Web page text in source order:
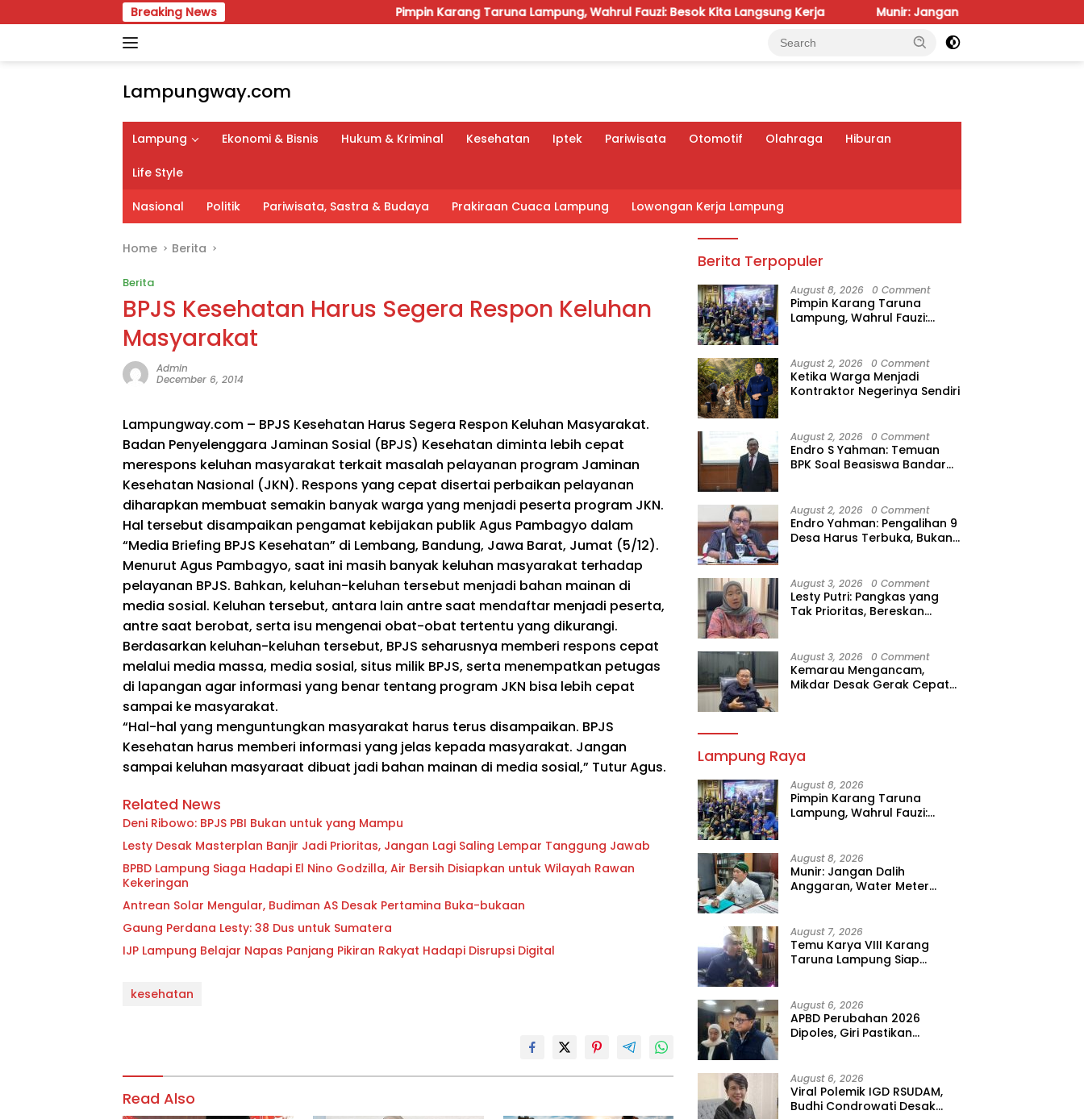
to
Breaking News Pimpin Karang Taruna Lampung, Wahrul Fauzi: Besok Kita Langsung Kerja Munir: Jangan Dalih Anggaran, Water Meter Harus
Lampungway.com
Berita
Daerah
Lampung
Terpercaya
dan
Terupdate
Lampung Ekonomi & Bisnis Hukum & Kriminal Kesehatan Iptek Pariwisata Otomotif Olahraga Hiburan
Life Style
Nasional Politik Pariwisata, Sastra & Budaya Prakiraan Cuaca Lampung Lowongan Kerja Lampung
Home Berita
Berita
BPJS Kesehatan Harus Segera Respon Keluhan
Masyarakat
Admin
December 6, 2014
Lampungway.com – BPJS Kesehatan Harus Segera Respon Keluhan Masyarakat.
Badan Penyelenggara Jaminan Sosial (BPJS) Kesehatan diminta lebih cepat
merespons keluhan masyarakat terkait masalah pelayanan program Jaminan
Kesehatan Nasional (JKN). Respons yang cepat disertai perbaikan pelayanan
diharapkan membuat semakin banyak warga yang menjadi peserta program JKN.
Hal tersebut disampaikan pengamat kebijakan publik Agus Pambagyo dalam
“Media Briefing BPJS Kesehatan” di Lembang, Bandung, Jawa Barat, Jumat (5/12).
Menurut Agus Pambagyo, saat ini masih banyak keluhan masyarakat terhadap
pelayanan BPJS. Bahkan, keluhan-keluhan tersebut menjadi bahan mainan di
media sosial. Keluhan tersebut, antara lain antre saat mendaftar menjadi peserta,
antre saat berobat, serta isu mengenai obat-obat tertentu yang dikurangi.
Berdasarkan keluhan-keluhan tersebut, BPJS seharusnya memberi respons cepat
melalui media massa, media sosial, situs milik BPJS, serta menempatkan petugas
di lapangan agar informasi yang benar tentang program JKN bisa lebih cepat
sampai ke masyarakat.
“Hal-hal yang menguntungkan masyarakat harus terus disampaikan. BPJS
Kesehatan harus memberi informasi yang jelas kepada masyarakat. Jangan
sampai keluhan masyaraat dibuat jadi bahan mainan di media sosial,” Tutur Agus.
Related News
Deni Ribowo: BPJS PBI Bukan untuk yang Mampu
Lesty Desak Masterplan Banjir Jadi Prioritas, Jangan Lagi Saling Lempar Tanggung Jawab
BPBD Lampung Siaga Hadapi El Nino Godzilla, Air Bersih Disiapkan untuk Wilayah Rawan
Kekeringan
Antrean Solar Mengular, Budiman AS Desak Pertamina Buka-bukaan
Gaung Perdana Lesty: 38 Dus untuk Sumatera
IJP Lampung Belajar Napas Panjang Pikiran Rakyat Hadapi Disrupsi Digital
kesehatan
Read Also
Berita Terpopuler
August 8, 2026 0 Comment
Pimpin Karang Taruna
Lampung, Wahrul Fauzi:
August 2, 2026 0 Comment
Ketika Warga Menjadi
Kontraktor Negerinya Sendiri
August 2, 2026 0 Comment
Endro S Yahman: Temuan
BPK Soal Beasiswa Bandar
August 2, 2026 0 Comment
Endro Yahman: Pengalihan 9
Desa Harus Terbuka, Bukan
August 3, 2026 0 Comment
Lesty Putri: Pangkas yang
Tak Prioritas, Bereskan
August 3, 2026 0 Comment
Kemarau Mengancam,
Mikdar Desak Gerak Cepat
Lampung Raya
August 8, 2026
Pimpin Karang Taruna
Lampung, Wahrul Fauzi:
August 8, 2026
Munir: Jangan Dalih
Anggaran, Water Meter
August 7, 2026
Temu Karya VIII Karang
Taruna Lampung Siap
August 6, 2026
APBD Perubahan 2026
Dipoles, Giri Pastikan
August 6, 2026
Viral Polemik IGD RSUDAM,
Budhi Condrowati Desak